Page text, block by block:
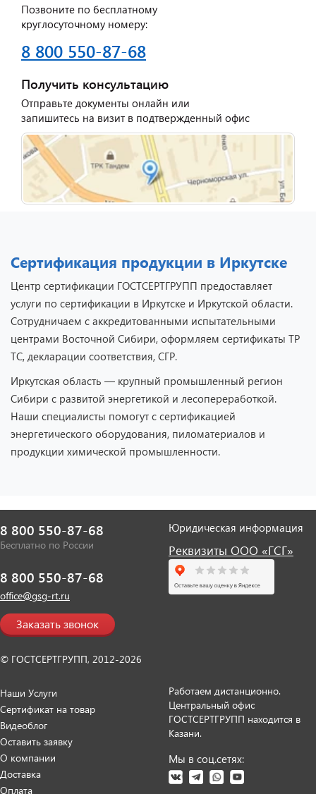
Позвоните по бесплатному
круглосуточному номеру:
8 800 550-87-68
Получить консультацию
Отправьте документы онлайн или
запишитесь на визит в подтвержденный офис
Сертификация продукции в Иркутске
Центр сертификации ГОСТСЕРТГРУПП предоставляет
услуги по сертификации в Иркутске и Иркутской области.
Сотрудничаем с аккредитованными испытательными
центрами Восточной Сибири, оформляем сертификаты ТР
ТС, декларации соответствия, СГР.
Иркутская область — крупный промышленный регион
Сибири с развитой энергетикой и лесопереработкой.
Наши специалисты помогут с сертификацией
энергетического оборудования, пиломатериалов и
продукции химической промышленности.
8 800 550-87-68
Бесплатно по России
8 800 550-87-68
office@gsg-rt.ru
Заказать звонок
© ГОСТСЕРТГРУПП, 2012-2026
Юридическая информация
Реквизиты ООО «ГСГ»
Наши Услуги
Сертификат на товар
Видеоблог
Оставить заявку
О компании
Доставка
Оплата
Работаем дистанционно.
Центральный офис
ГОСТСЕРТГРУПП находится в
Казани.
Мы в соц.сетях: